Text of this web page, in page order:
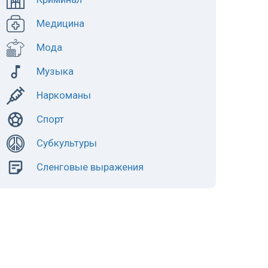
Медицина
Мода
Музыка
Наркоманы
Спорт
Субкультуры
Сленговые выражения